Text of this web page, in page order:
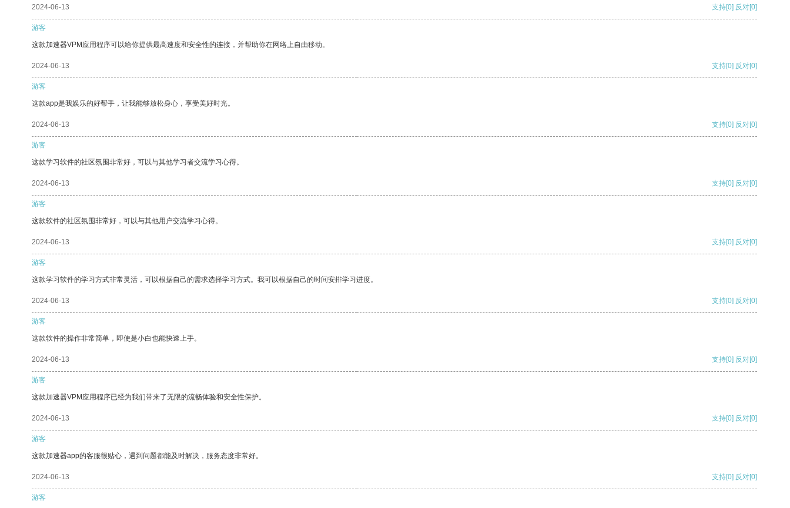
2024-06-13 支持[0] 反对[0]
游客
这款加速器VPM应用程序可以给你提供最高速度和安全性的连接，并帮助你在网络上自由移动。
2024-06-13 支持[0] 反对[0]
游客
这款app是我娱乐的好帮手，让我能够放松身心，享受美好时光。
2024-06-13 支持[0] 反对[0]
游客
这款学习软件的社区氛围非常好，可以与其他学习者交流学习心得。
2024-06-13 支持[0] 反对[0]
游客
这款软件的社区氛围非常好，可以与其他用户交流学习心得。
2024-06-13 支持[0] 反对[0]
游客
这款学习软件的学习方式非常灵活，可以根据自己的需求选择学习方式。我可以根据自己的时间安排学习进度。
2024-06-13 支持[0] 反对[0]
游客
这款软件的操作非常简单，即使是小白也能快速上手。
2024-06-13 支持[0] 反对[0]
游客
这款加速器VPM应用程序已经为我们带来了无限的流畅体验和安全性保护。
2024-06-13 支持[0] 反对[0]
游客
这款加速器app的客服很贴心，遇到问题都能及时解决，服务态度非常好。
2024-06-13 支持[0] 反对[0]
游客